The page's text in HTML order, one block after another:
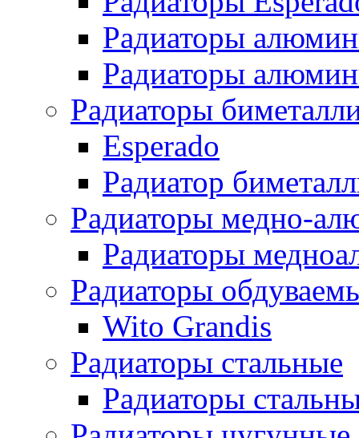
Радиаторы
Радиаторы
Радиаторы
Esperado
Радиатор
Радиаторы медно-
Радиаторы
Радиаторы
Wito Grandis
Радиаторы стальные
Радиаторы